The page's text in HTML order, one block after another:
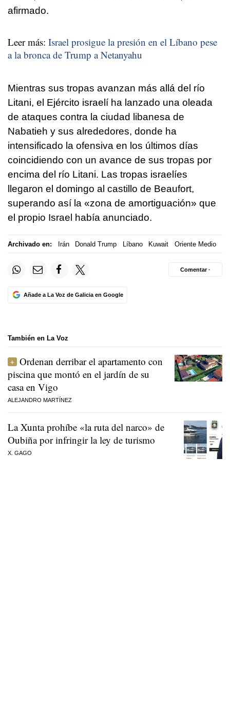
afirmado.
Leer más: Israel prosigue la presión en el Líbano pese
a la bronca de Trump a Netanyahu
Mientras sus tropas avanzan más allá del río
Litani, el Ejército israelí ha lanzado una oleada
de ataques contra la ciudad libanesa de
Nabatieh y sus alrededores, donde ha
intensificado la ofensiva en los últimos días
coincidiendo con un avance de sus tropas por
encima del río Litani. Las tropas israelíes
llegaron el domingo al castillo de Beaufort,
superando así la «zona de amortiguación» que
el propio Israel había anunciado.
Archivado en: Irán Donald Trump Líbano Kuwait Oriente Medio
Añade a La Voz de Galicia en Google
Comentar ·
También en La Voz
Ordenan derribar el apartamento con
piscina que montó en el jardín de su
casa en Vigo
ALEJANDRO MARTÍNEZ
La Xunta prohíbe «la ruta del narco» de
Oubiña por infringir la ley de turismo
X. GAGO